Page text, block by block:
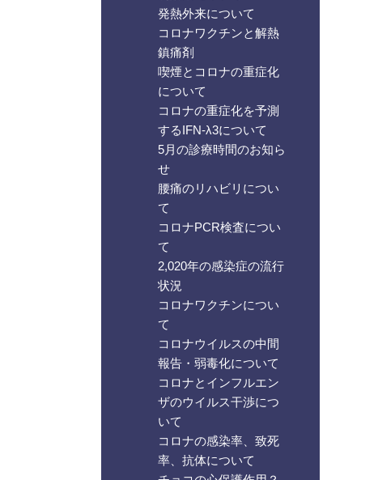
発熱外来について
コロナワクチンと解熱
鎮痛剤
喫煙とコロナの重症化
について
コロナの重症化を予測
するIFN-λ3について
5月の診療時間のお知ら
せ
腰痛のリハビリについ
て
コロナPCR検査につい
て
2,020年の感染症の流行
状況
コロナワクチンについ
て
コロナウイルスの中間
報告・弱毒化について
コロナとインフルエン
ザのウイルス干渉につ
いて
コロナの感染率、致死
率、抗体について